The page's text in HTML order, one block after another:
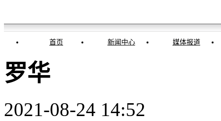
首页 新闻中心 媒体报道
罗华
2021-08-24 14:52